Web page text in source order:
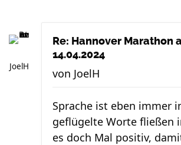
JoelH
Re: Hannover Marathon
14.04.2024
von JoelH
Sprache ist eben immer
geflügelte Worte fließen
es doch Mal positiv,